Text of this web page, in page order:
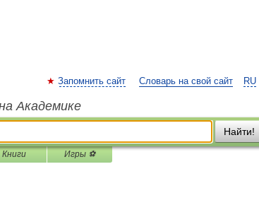
RU
Запомнить сайт Словарь на свой сайт
Академике
Найти!
Книги Игры ⚽